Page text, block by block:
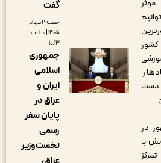
جمعه ۲ مرداد,
۱۴۰۵ | ساعت:
جمهوری
اسلامی
ایران و
پایان سفر
نخست‌وزیر